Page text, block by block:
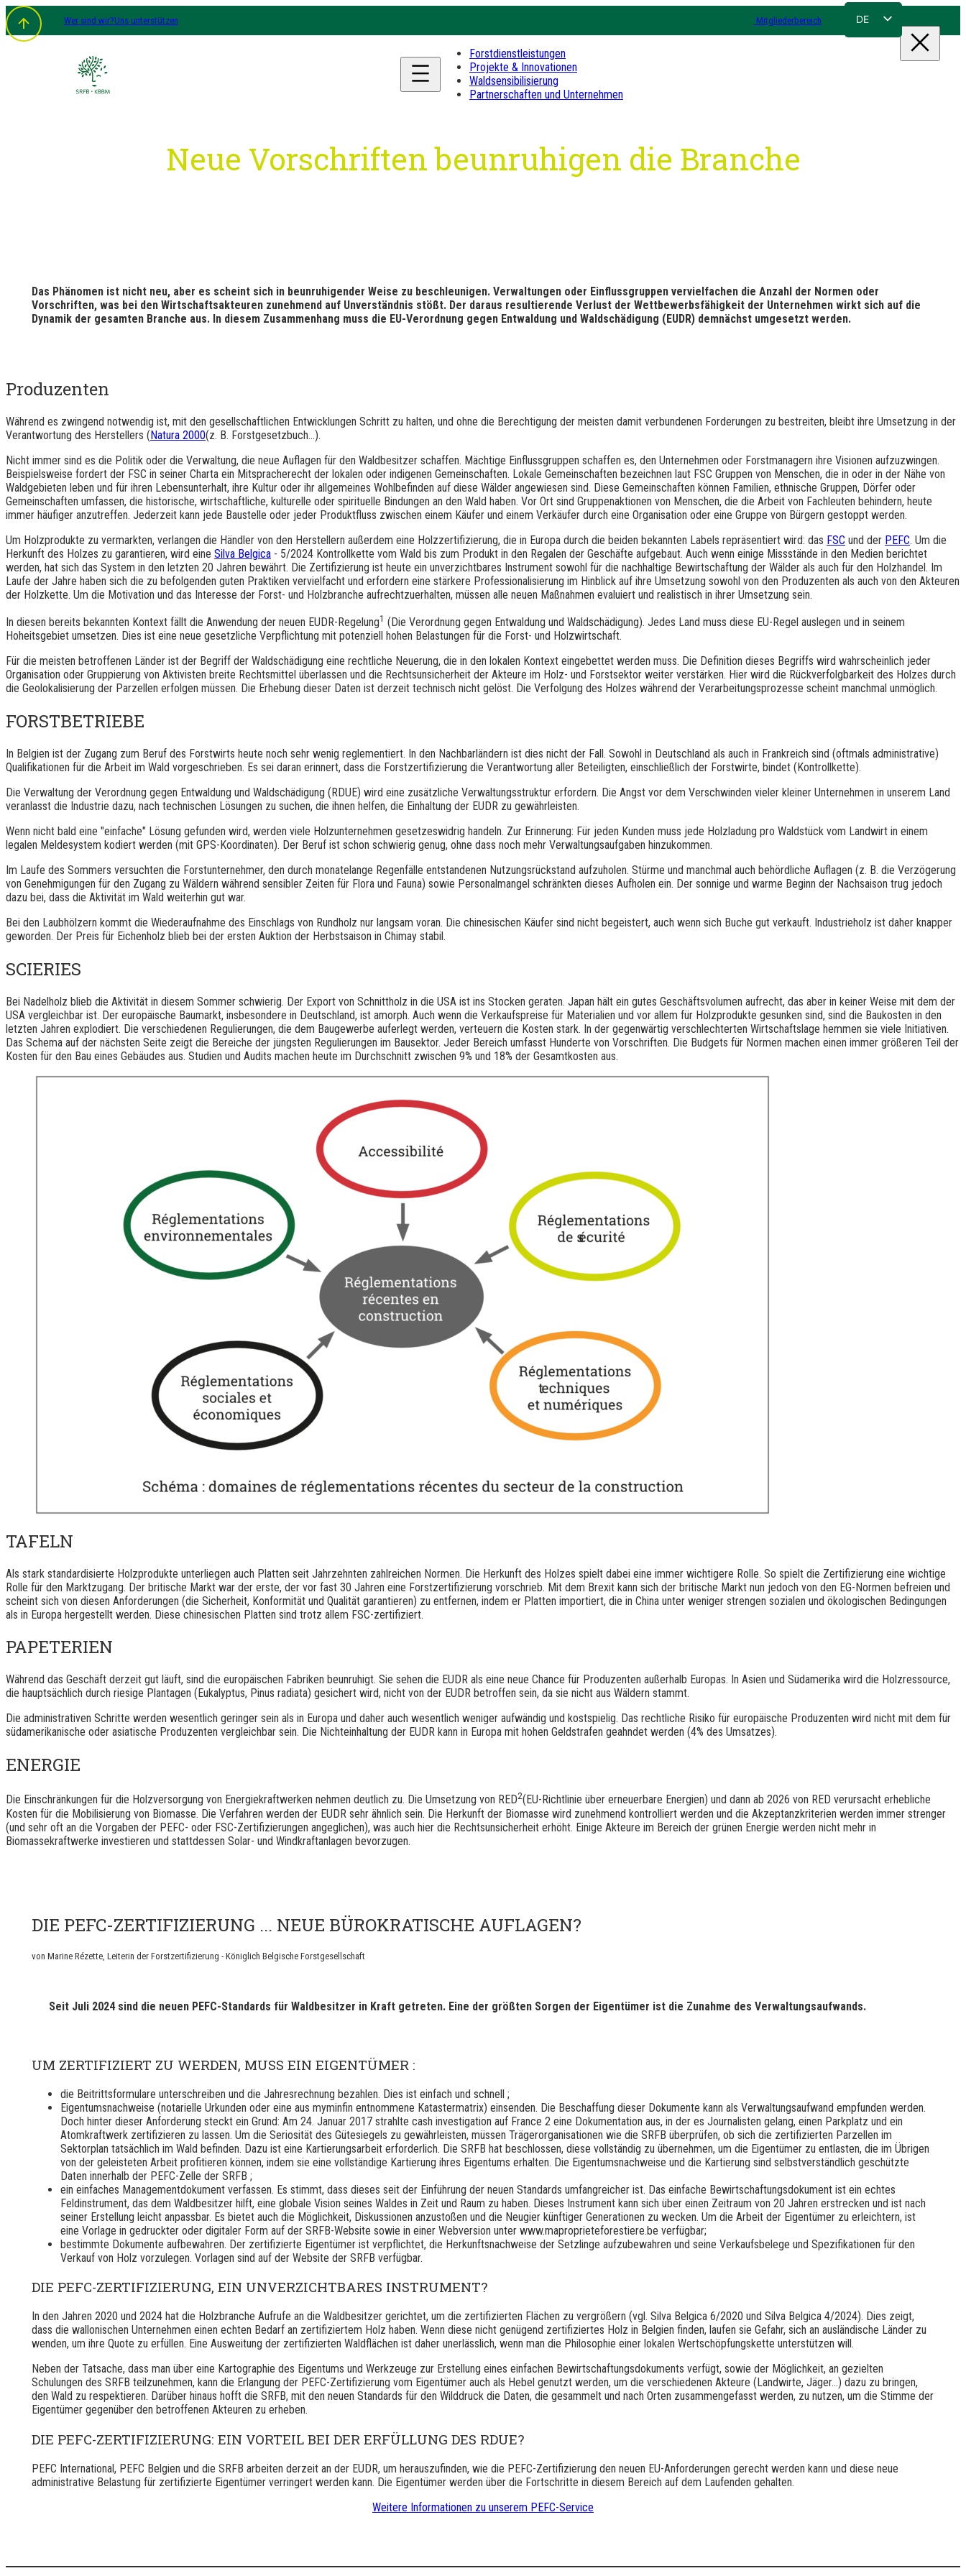
Zum
Inhalt
springen
Wer sind wir?Uns unterstützen Mitgliederbereich DE
Forstdienstleistungen
Projekte & Innovationen
Waldsensibilisierung
Partnerschaften und Unternehmen
Neue Vorschriften beunruhigen die Branche
Das Phänomen ist nicht neu, aber es scheint sich in beunruhigender Weise zu beschleunigen. Verwaltungen oder Einflussgruppen vervielfachen die Anzahl der Normen oder
Vorschriften, was bei den Wirtschaftsakteuren zunehmend auf Unverständnis stößt. Der daraus resultierende Verlust der Wettbewerbsfähigkeit der Unternehmen wirkt sich auf die
Dynamik der gesamten Branche aus. In diesem Zusammenhang muss die EU-Verordnung gegen Entwaldung und Waldschädigung (EUDR) demnächst umgesetzt werden.
Produzenten
Während es zwingend notwendig ist, mit den gesellschaftlichen Entwicklungen Schritt zu halten, und ohne die Berechtigung der meisten damit verbundenen Forderungen zu bestreiten, bleibt ihre Umsetzung in der
Verantwortung des Herstellers (Natura 2000(z. B. Forstgesetzbuch...).
Nicht immer sind es die Politik oder die Verwaltung, die neue Auflagen für den Waldbesitzer schaffen. Mächtige Einflussgruppen schaffen es, den Unternehmen oder Forstmanagern ihre Visionen aufzuzwingen.
Beispielsweise fordert der FSC in seiner Charta ein Mitspracherecht der lokalen oder indigenen Gemeinschaften. Lokale Gemeinschaften bezeichnen laut FSC Gruppen von Menschen, die in oder in der Nähe von
Waldgebieten leben und für ihren Lebensunterhalt, ihre Kultur oder ihr allgemeines Wohlbefinden auf diese Wälder angewiesen sind. Diese Gemeinschaften können Familien, ethnische Gruppen, Dörfer oder
Gemeinschaften umfassen, die historische, wirtschaftliche, kulturelle oder spirituelle Bindungen an den Wald haben. Vor Ort sind Gruppenaktionen von Menschen, die die Arbeit von Fachleuten behindern, heute
immer häufiger anzutreffen. Jederzeit kann jede Baustelle oder jeder Produktfluss zwischen einem Käufer und einem Verkäufer durch eine Organisation oder eine Gruppe von Bürgern gestoppt werden.
Um Holzprodukte zu vermarkten, verlangen die Händler von den Herstellern außerdem eine Holzzertifizierung, die in Europa durch die beiden bekannten Labels repräsentiert wird: das FSC und der PEFC. Um die
Herkunft des Holzes zu garantieren, wird eine Silva Belgica - 5/2024 Kontrollkette vom Wald bis zum Produkt in den Regalen der Geschäfte aufgebaut. Auch wenn einige Missstände in den Medien berichtet
werden, hat sich das System in den letzten 20 Jahren bewährt. Die Zertifizierung ist heute ein unverzichtbares Instrument sowohl für die nachhaltige Bewirtschaftung der Wälder als auch für den Holzhandel. Im
Laufe der Jahre haben sich die zu befolgenden guten Praktiken vervielfacht und erfordern eine stärkere Professionalisierung im Hinblick auf ihre Umsetzung sowohl von den Produzenten als auch von den Akteuren
der Holzkette. Um die Motivation und das Interesse der Forst- und Holzbranche aufrechtzuerhalten, müssen alle neuen Maßnahmen evaluiert und realistisch in ihrer Umsetzung sein.
In diesen bereits bekannten Kontext fällt die Anwendung der neuen EUDR-Regelung1 (Die Verordnung gegen Entwaldung und Waldschädigung). Jedes Land muss diese EU-Regel auslegen und in seinem
Hoheitsgebiet umsetzen. Dies ist eine neue gesetzliche Verpflichtung mit potenziell hohen Belastungen für die Forst- und Holzwirtschaft.
Für die meisten betroffenen Länder ist der Begriff der Waldschädigung eine rechtliche Neuerung, die in den lokalen Kontext eingebettet werden muss. Die Definition dieses Begriffs wird wahrscheinlich jeder
Organisation oder Gruppierung von Aktivisten breite Rechtsmittel überlassen und die Rechtsunsicherheit der Akteure im Holz- und Forstsektor weiter verstärken. Hier wird die Rückverfolgbarkeit des Holzes durch
die Geolokalisierung der Parzellen erfolgen müssen. Die Erhebung dieser Daten ist derzeit technisch nicht gelöst. Die Verfolgung des Holzes während der Verarbeitungsprozesse scheint manchmal unmöglich.
FORSTBETRIEBE
In Belgien ist der Zugang zum Beruf des Forstwirts heute noch sehr wenig reglementiert. In den Nachbarländern ist dies nicht der Fall. Sowohl in Deutschland als auch in Frankreich sind (oftmals administrative)
Qualifikationen für die Arbeit im Wald vorgeschrieben. Es sei daran erinnert, dass die Forstzertifizierung die Verantwortung aller Beteiligten, einschließlich der Forstwirte, bindet (Kontrollkette).
Die Verwaltung der Verordnung gegen Entwaldung und Waldschädigung (RDUE) wird eine zusätzliche Verwaltungsstruktur erfordern. Die Angst vor dem Verschwinden vieler kleiner Unternehmen in unserem Land
veranlasst die Industrie dazu, nach technischen Lösungen zu suchen, die ihnen helfen, die Einhaltung der EUDR zu gewährleisten.
Wenn nicht bald eine "einfache" Lösung gefunden wird, werden viele Holzunternehmen gesetzeswidrig handeln. Zur Erinnerung: Für jeden Kunden muss jede Holzladung pro Waldstück vom Landwirt in einem
legalen Meldesystem kodiert werden (mit GPS-Koordinaten). Der Beruf ist schon schwierig genug, ohne dass noch mehr Verwaltungsaufgaben hinzukommen.
Im Laufe des Sommers versuchten die Forstunternehmer, den durch monatelange Regenfälle entstandenen Nutzungsrückstand aufzuholen. Stürme und manchmal auch behördliche Auflagen (z. B. die Verzögerung
von Genehmigungen für den Zugang zu Wäldern während sensibler Zeiten für Flora und Fauna) sowie Personalmangel schränkten dieses Aufholen ein. Der sonnige und warme Beginn der Nachsaison trug jedoch
dazu bei, dass die Aktivität im Wald weiterhin gut war.
Bei den Laubhölzern kommt die Wiederaufnahme des Einschlags von Rundholz nur langsam voran. Die chinesischen Käufer sind nicht begeistert, auch wenn sich Buche gut verkauft. Industrieholz ist daher knapper
geworden. Der Preis für Eichenholz blieb bei der ersten Auktion der Herbstsaison in Chimay stabil.
SCIERIES
Bei Nadelholz blieb die Aktivität in diesem Sommer schwierig. Der Export von Schnittholz in die USA ist ins Stocken geraten. Japan hält ein gutes Geschäftsvolumen aufrecht, das aber in keiner Weise mit dem der
USA vergleichbar ist. Der europäische Baumarkt, insbesondere in Deutschland, ist amorph. Auch wenn die Verkaufspreise für Materialien und vor allem für Holzprodukte gesunken sind, sind die Baukosten in den
letzten Jahren explodiert. Die verschiedenen Regulierungen, die dem Baugewerbe auferlegt werden, verteuern die Kosten stark. In der gegenwärtig verschlechterten Wirtschaftslage hemmen sie viele Initiativen.
Das Schema auf der nächsten Seite zeigt die Bereiche der jüngsten Regulierungen im Bausektor. Jeder Bereich umfasst Hunderte von Vorschriften. Die Budgets für Normen machen einen immer größeren Teil der
Kosten für den Bau eines Gebäudes aus. Studien und Audits machen heute im Durchschnitt zwischen 9% und 18% der Gesamtkosten aus.
TAFELN
Als stark standardisierte Holzprodukte unterliegen auch Platten seit Jahrzehnten zahlreichen Normen. Die Herkunft des Holzes spielt dabei eine immer wichtigere Rolle. So spielt die Zertifizierung eine wichtige
Rolle für den Marktzugang. Der britische Markt war der erste, der vor fast 30 Jahren eine Forstzertifizierung vorschrieb. Mit dem Brexit kann sich der britische Markt nun jedoch von den EG-Normen befreien und
scheint sich von diesen Anforderungen (die Sicherheit, Konformität und Qualität garantieren) zu entfernen, indem er Platten importiert, die in China unter weniger strengen sozialen und ökologischen Bedingungen
als in Europa hergestellt werden. Diese chinesischen Platten sind trotz allem FSC-zertifiziert.
PAPETERIEN
Während das Geschäft derzeit gut läuft, sind die europäischen Fabriken beunruhigt. Sie sehen die EUDR als eine neue Chance für Produzenten außerhalb Europas. In Asien und Südamerika wird die Holzressource,
die hauptsächlich durch riesige Plantagen (Eukalyptus, Pinus radiata) gesichert wird, nicht von der EUDR betroffen sein, da sie nicht aus Wäldern stammt.
Die administrativen Schritte werden wesentlich geringer sein als in Europa und daher auch wesentlich weniger aufwändig und kostspielig. Das rechtliche Risiko für europäische Produzenten wird nicht mit dem für
südamerikanische oder asiatische Produzenten vergleichbar sein. Die Nichteinhaltung der EUDR kann in Europa mit hohen Geldstrafen geahndet werden (4% des Umsatzes).
ENERGIE
Die Einschränkungen für die Holzversorgung von Energiekraftwerken nehmen deutlich zu. Die Umsetzung von RED2(EU-Richtlinie über erneuerbare Energien) und dann ab 2026 von RED verursacht erhebliche
Kosten für die Mobilisierung von Biomasse. Die Verfahren werden der EUDR sehr ähnlich sein. Die Herkunft der Biomasse wird zunehmend kontrolliert werden und die Akzeptanzkriterien werden immer strenger
(und sehr oft an die Vorgaben der PEFC- oder FSC-Zertifizierungen angeglichen), was auch hier die Rechtsunsicherheit erhöht. Einige Akteure im Bereich der grünen Energie werden nicht mehr in
Biomassekraftwerke investieren und stattdessen Solar- und Windkraftanlagen bevorzugen.
DIE PEFC-ZERTIFIZIERUNG ... NEUE BÜROKRATISCHE AUFLAGEN?
von Marine Rézette, Leiterin der Forstzertifizierung - Königlich Belgische Forstgesellschaft
Seit Juli 2024 sind die neuen PEFC-Standards für Waldbesitzer in Kraft getreten. Eine der größten Sorgen der Eigentümer ist die Zunahme des Verwaltungsaufwands.
UM ZERTIFIZIERT ZU WERDEN, MUSS EIN EIGENTÜMER :
die Beitrittsformulare unterschreiben und die Jahresrechnung bezahlen. Dies ist einfach und schnell ;
Eigentumsnachweise (notarielle Urkunden oder eine aus myminfin entnommene Katastermatrix) einsenden. Die Beschaffung dieser Dokumente kann als Verwaltungsaufwand empfunden werden.
Doch hinter dieser Anforderung steckt ein Grund: Am 24. Januar 2017 strahlte cash investigation auf France 2 eine Dokumentation aus, in der es Journalisten gelang, einen Parkplatz und ein
Atomkraftwerk zertifizieren zu lassen. Um die Seriosität des Gütesiegels zu gewährleisten, müssen Trägerorganisationen wie die SRFB überprüfen, ob sich die zertifizierten Parzellen im
Sektorplan tatsächlich im Wald befinden. Dazu ist eine Kartierungsarbeit erforderlich. Die SRFB hat beschlossen, diese vollständig zu übernehmen, um die Eigentümer zu entlasten, die im Übrigen
von der geleisteten Arbeit profitieren können, indem sie eine vollständige Kartierung ihres Eigentums erhalten. Die Eigentumsnachweise und die Kartierung sind selbstverständlich geschützte
Daten innerhalb der PEFC-Zelle der SRFB ;
ein einfaches Managementdokument verfassen. Es stimmt, dass dieses seit der Einführung der neuen Standards umfangreicher ist. Das einfache Bewirtschaftungsdokument ist ein echtes
Feldinstrument, das dem Waldbesitzer hilft, eine globale Vision seines Waldes in Zeit und Raum zu haben. Dieses Instrument kann sich über einen Zeitraum von 20 Jahren erstrecken und ist nach
seiner Erstellung leicht anpassbar. Es bietet auch die Möglichkeit, Diskussionen anzustoßen und die Neugier künftiger Generationen zu wecken. Um die Arbeit der Eigentümer zu erleichtern, ist
eine Vorlage in gedruckter oder digitaler Form auf der SRFB-Website sowie in einer Webversion unter www.maproprieteforestiere.be verfügbar;
bestimmte Dokumente aufbewahren. Der zertifizierte Eigentümer ist verpflichtet, die Herkunftsnachweise der Setzlinge aufzubewahren und seine Verkaufsbelege und Spezifikationen für den
Verkauf von Holz vorzulegen. Vorlagen sind auf der Website der SRFB verfügbar.
DIE PEFC-ZERTIFIZIERUNG, EIN UNVERZICHTBARES INSTRUMENT?
In den Jahren 2020 und 2024 hat die Holzbranche Aufrufe an die Waldbesitzer gerichtet, um die zertifizierten Flächen zu vergrößern (vgl. Silva Belgica 6/2020 und Silva Belgica 4/2024). Dies zeigt,
dass die wallonischen Unternehmen einen echten Bedarf an zertifiziertem Holz haben. Wenn diese nicht genügend zertifiziertes Holz in Belgien finden, laufen sie Gefahr, sich an ausländische Länder zu
wenden, um ihre Quote zu erfüllen. Eine Ausweitung der zertifizierten Waldflächen ist daher unerlässlich, wenn man die Philosophie einer lokalen Wertschöpfungskette unterstützen will.
Neben der Tatsache, dass man über eine Kartographie des Eigentums und Werkzeuge zur Erstellung eines einfachen Bewirtschaftungsdokuments verfügt, sowie der Möglichkeit, an gezielten
Schulungen des SRFB teilzunehmen, kann die Erlangung der PEFC-Zertifizierung vom Eigentümer auch als Hebel genutzt werden, um die verschiedenen Akteure (Landwirte, Jäger...) dazu zu bringen,
den Wald zu respektieren. Darüber hinaus hofft die SRFB, mit den neuen Standards für den Wilddruck die Daten, die gesammelt und nach Orten zusammengefasst werden, zu nutzen, um die Stimme der
Eigentümer gegenüber den betroffenen Akteuren zu erheben.
DIE PEFC-ZERTIFIZIERUNG: EIN VORTEIL BEI DER ERFÜLLUNG DES RDUE?
PEFC International, PEFC Belgien und die SRFB arbeiten derzeit an der EUDR, um herauszufinden, wie die PEFC-Zertifizierung den neuen EU-Anforderungen gerecht werden kann und diese neue
administrative Belastung für zertifizierte Eigentümer verringert werden kann. Die Eigentümer werden über die Fortschritte in diesem Bereich auf dem Laufenden gehalten.
Weitere Informationen zu unserem PEFC-Service